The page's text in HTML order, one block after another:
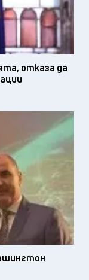
отказа да